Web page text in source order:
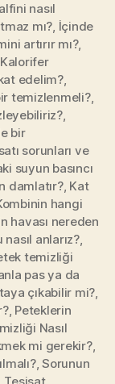
nasıl
mı?, İçinde
artırır mı?,
Kalorifer
edelim?,
temizlenmeli?,
,
bir
sorunları ve
suyun basıncı
damlatır?, Kat
hangi
havası nereden
anlarız?,
temizliği
pas ya da
çıkabilir mi?,
, Peteklerin
Nasıl
mi gerekir?,
,Sorunun